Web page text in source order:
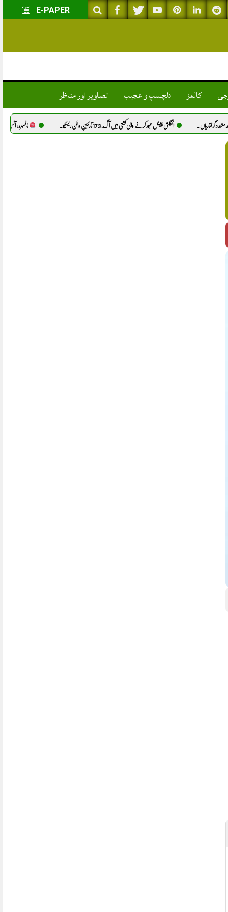
E-PAPER
کالمز دلچسپ و عجیب تصاویر اور مناظر
انگلش چینل عبور کرنے والی کشتی میں آگ، 173 تارکینِ وطن ریسکیو. مانسہرہ: آئس کے نشے کے عادی شخص نے